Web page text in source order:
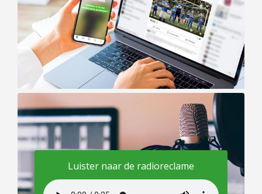
Luister naar de radioreclame